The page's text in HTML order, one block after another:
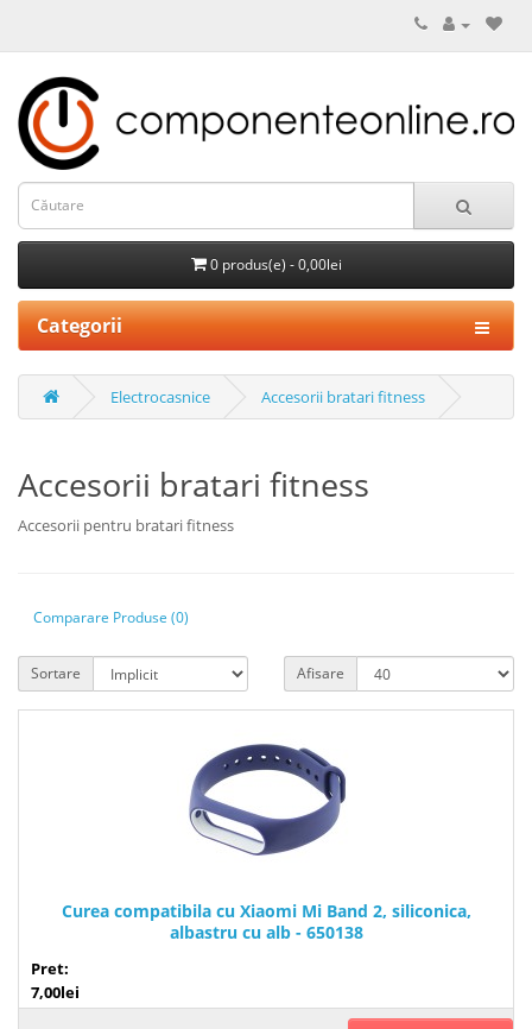
0 produs(e) - 0,00lei
Categorii
Electrocasnice Accesorii bratari fitness
Accesorii bratari fitness
Accesorii pentru bratari fitness
Comparare Produse (0)
Sortare Afisare
Curea compatibila cu Xiaomi Mi Band 2, siliconica,
albastru cu alb - 650138
Pret:
7,00lei